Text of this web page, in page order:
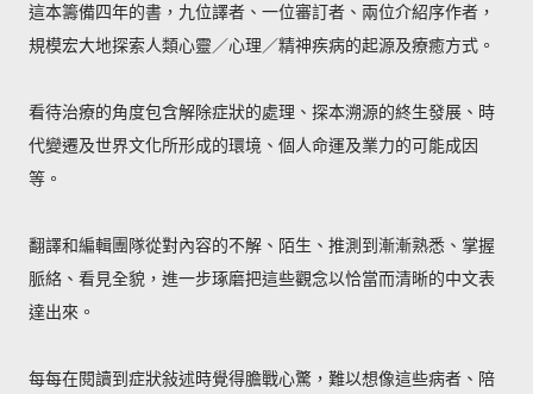
這本籌備四年的書，九位譯者、一位審訂者、兩位介紹序作者，
規模宏大地探索人類心靈／心理／精神疾病的起源及療癒方式。
看待治療的角度包含解除症狀的處理、探本溯源的終生發展、時
代變遷及世界文化所形成的環境、個人命運及業力的可能成因
等。
翻譯和編輯團隊從對內容的不解、陌生、推測到漸漸熟悉、掌握
脈絡、看見全貌，進一步琢磨把這些觀念以恰當而清晰的中文表
達出來。
每每在閱讀到症狀敍述時覺得膽戰心驚，難以想像這些病者、陪